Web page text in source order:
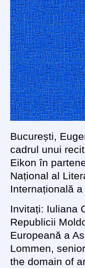
București,
cadrul unui
Eikon în
Național al
Internațională
Invitați: Iuliana
Republicii
Europeană a
Lommen,
the domain of